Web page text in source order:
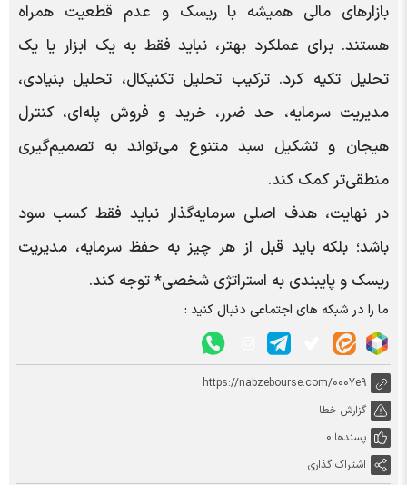
بازارهای مالی همیشه با ریسک و عدم قطعیت همراه
هستند. برای عملکرد بهتر، نباید فقط به یک ابزار یا یک
تحلیل تکیه کرد. ترکیب تحلیل تکنیکال، تحلیل بنیادی،
مدیریت سرمایه، حد ضرر، خرید و فروش پله‌ای، کنترل
هیجان و تشکیل سبد متنوع می‌تواند به تصمیم‌گیری
منطقی‌تر کمک کند.
در نهایت، هدف اصلی سرمایه‌گذار نباید فقط کسب سود
باشد؛ بلکه باید قبل از هر چیز به حفظ سرمایه، مدیریت
ریسک و پایبندی به استراتژی شخصی* توجه کند.
ما را در شبکه های اجتماعی دنبال کنید :
https://nabzebourse.com/000Ye9
گزارش خطا
پسندها:0
اشتراک گذاری